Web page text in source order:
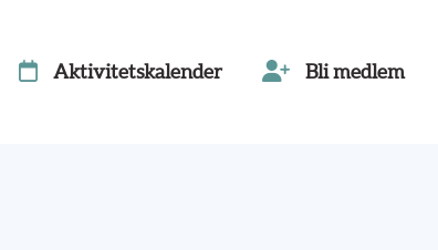
Aktivitetskalender Bli medlem